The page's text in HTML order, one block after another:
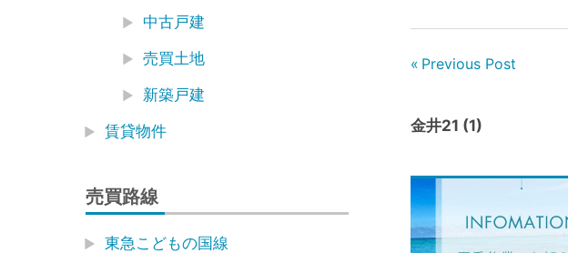
Previous Post
金井21 (1)
中古戸建
売買土地
新築戸建
賃貸物件
売買路線
東急こどもの国線